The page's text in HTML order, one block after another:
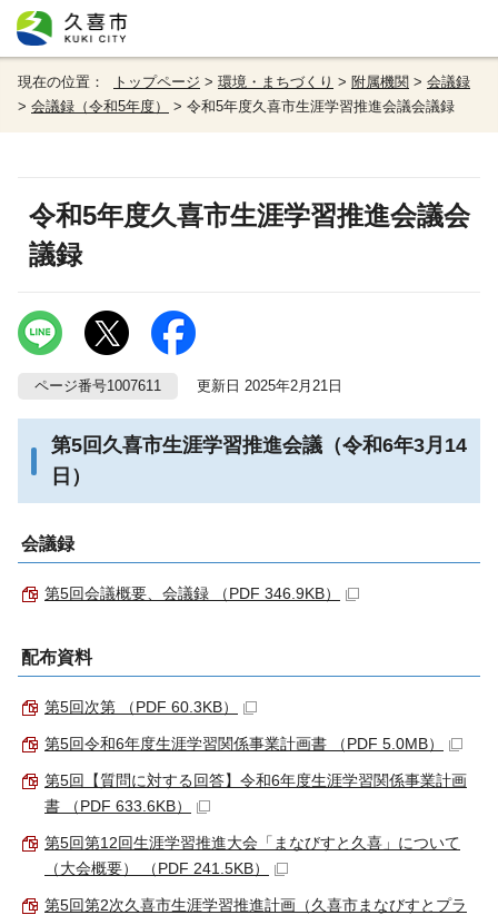
現在の位置： トップページ > 環境・まちづくり > 附属機関 > 会議録
> 会議録（令和5年度） > 令和5年度久喜市生涯学習推進会議会議録
令和5年度久喜市生涯学習推進会議会
議録
ページ番号1007611 更新日 2025年2月21日
第5回久喜市生涯学習推進会議（令和6年3月14
日）
会議録
第5回会議概要、会議録 （PDF 346.9KB）
配布資料
第5回次第 （PDF 60.3KB）
第5回令和6年度生涯学習関係事業計画書 （PDF 5.0MB）
第5回【質問に対する回答】令和6年度生涯学習関係事業計画
書 （PDF 633.6KB）
第5回第12回生涯学習推進大会「まなびすと久喜」について
（大会概要） （PDF 241.5KB）
第5回第2次久喜市生涯学習推進計画（久喜市まなびすとプラ